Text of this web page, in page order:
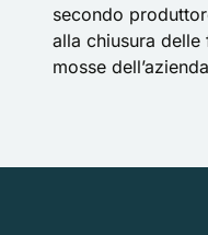
secondo
alla chiusura
mosse